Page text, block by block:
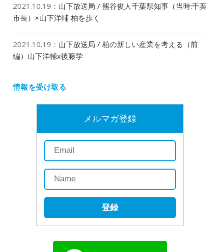
2021.10.19 ： 山下放送局 / 熊谷俊人千葉県知事（当時:千葉
市長）×山下洋輔 柏を歩く
2021.10.19 ： 山下放送局 / 柏の新しい産業を考える（前
編）山下洋輔x後藤学
情報を受け取る
メルマガ登録
登録